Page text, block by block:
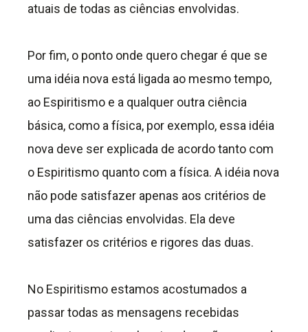
atuais de todas as ciências envolvidas.
Por fim, o ponto onde quero chegar é que se
uma idéia nova está ligada ao mesmo tempo,
ao Espiritismo e a qualquer outra ciência
básica, como a física, por exemplo, essa idéia
nova deve ser explicada de acordo tanto com
o Espiritismo quanto com a física. A idéia nova
não pode satisfazer apenas aos critérios de
uma das ciências envolvidas. Ela deve
satisfazer os critérios e rigores das duas.
No Espiritismo estamos acostumados a
passar todas as mensagens recebidas